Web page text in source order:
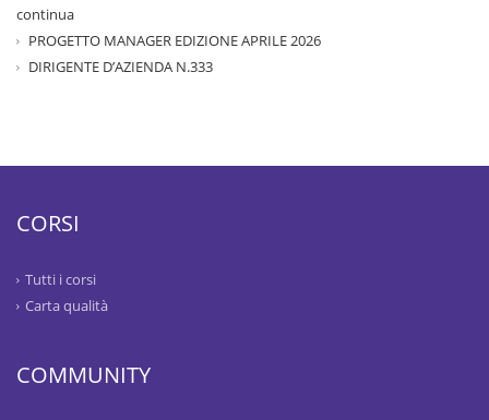
continua
PROGETTO MANAGER EDIZIONE APRILE 2026
DIRIGENTE D’AZIENDA N.333
CORSI
Tutti i corsi
Carta qualità
COMMUNITY